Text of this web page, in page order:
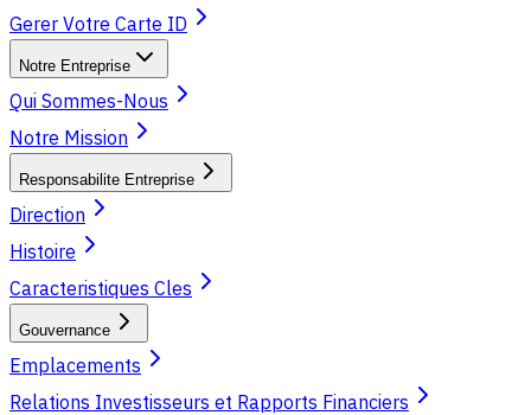
Gerer Votre Carte ID
Notre Entreprise
Qui Sommes-Nous
Notre Mission
Responsabilite Entreprise
Direction
Histoire
Caracteristiques Cles
Gouvernance
Emplacements
Relations Investisseurs et Rapports Financiers